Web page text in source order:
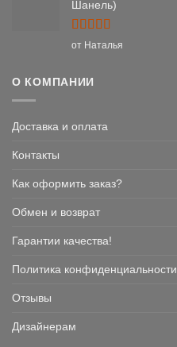
Шанель)
Оценка5
от Наталья
О КОМПАНИИ
Доставка и оплата
Контакты
Как оформить заказ?
Обмен и возврат
Гарантии качества!
Политика конфиденциальности
Отзывы
Дизайнерам